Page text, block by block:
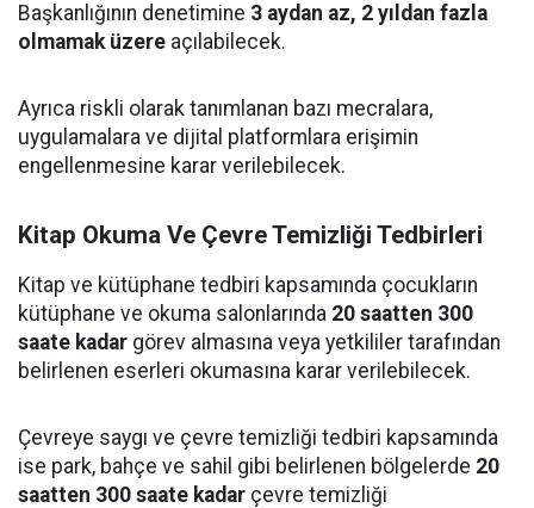
Başkanlığının denetimine 3 aydan az, 2 yıldan fazla
olmamak üzere açılabilecek.
Ayrıca riskli olarak tanımlanan bazı mecralara,
uygulamalara ve dijital platformlara erişimin
engellenmesine karar verilebilecek.
Kitap Okuma Ve Çevre Temizliği Tedbirleri
Kitap ve kütüphane tedbiri kapsamında çocukların
kütüphane ve okuma salonlarında 20 saatten 300
saate kadar görev almasına veya yetkililer tarafından
belirlenen eserleri okumasına karar verilebilecek.
Çevreye saygı ve çevre temizliği tedbiri kapsamında
ise park, bahçe ve sahil gibi belirlenen bölgelerde 20
saatten 300 saate kadar çevre temizliği